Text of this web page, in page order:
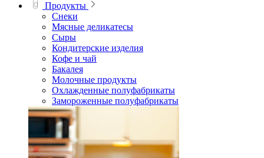
Продукты
Снеки
Мясные деликатесы
Сыры
Кондитерские изделия
Кофе и чай
Бакалея
Молочные продукты
Охлажденные полуфабрикаты
Замороженные полуфабрикаты